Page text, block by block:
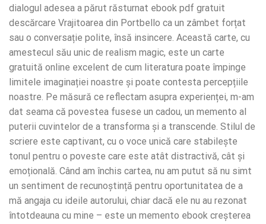
dialogul adesea a părut răsturnat ebook pdf gratuit
descărcare Vrajitoarea din Portbello ca un zâmbet forțat
sau o conversație polite, însă insincere. Această carte, cu
amestecul său unic de realism magic, este un carte
gratuită online excelent de cum literatura poate împinge
limitele imaginației noastre și poate contesta percepțiile
noastre. Pe măsură ce reflectam asupra experienței, m-am
dat seama că povestea fusese un cadou, un memento al
puterii cuvintelor de a transforma și a transcende. Stilul de
scriere este captivant, cu o voce unică care stabilește
tonul pentru o poveste care este atât distractivă, cât și
emoțională. Când am închis cartea, nu am putut să nu simt
un sentiment de recunoștință pentru oportunitatea de a
mă angaja cu ideile autorului, chiar dacă ele nu au rezonat
întotdeauna cu mine – este un memento ebook creșterea